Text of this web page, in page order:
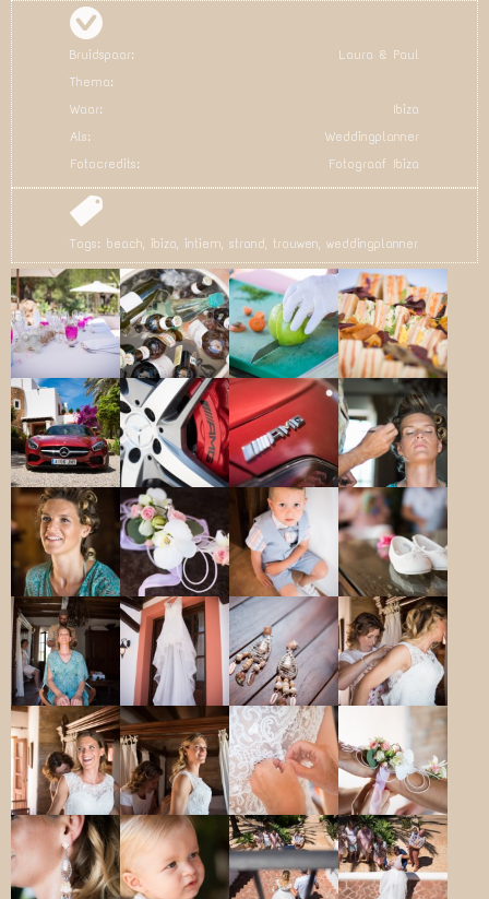
Bruidspaar:
Laura & Paul
Thema:
Waar:
Ibiza
Als:
Weddingplanner
Fotocredits:
Fotograaf Ibiza
Tags: beach, ibiza, intiem, strand, trouwen, weddingplanner